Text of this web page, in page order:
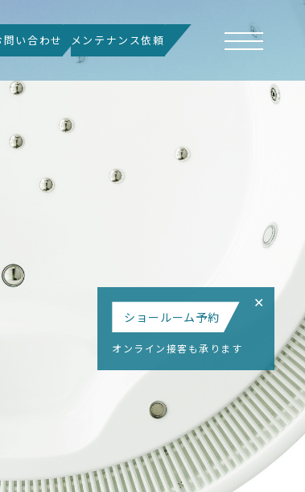
い合わせ メンテナンス依頼
ショールーム予約
オンライン接客も承ります
✕